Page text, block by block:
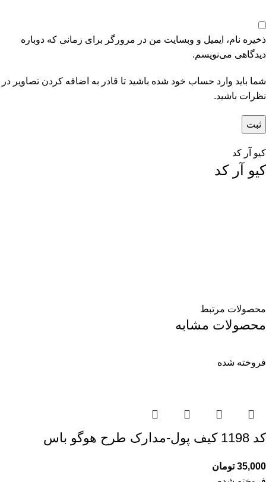
ذخیره نام، ایمیل و وبسایت من در مرورگر برای زمانی که دوباره
دیدگاهی می‌نویسم.
شما باید وارد حساب خود شده باشید تا قادر به اضافه کردن تصاویر در
نظرات باشید.
کیو آر کد
کیو آر کد
محصولات مرتبط
محصولات مشابه
فروخته شده
کد 1198 کیف پول-مدارک طرح هوگو باس
35,000 تومان